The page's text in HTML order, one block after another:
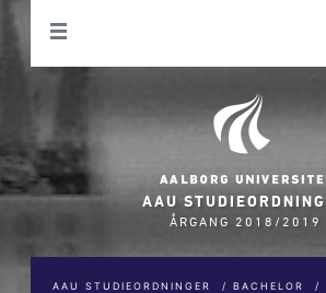
AAU
ÅRGANG 2018/2019
AAU STUDIEORDNINGER / BACHELOR
/